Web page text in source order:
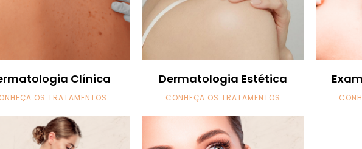
Clínica
OS TRATAMENTOS
Dermatologia Estética
CONHEÇA OS TRATAMENTOS